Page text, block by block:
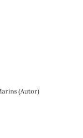
(Autor)